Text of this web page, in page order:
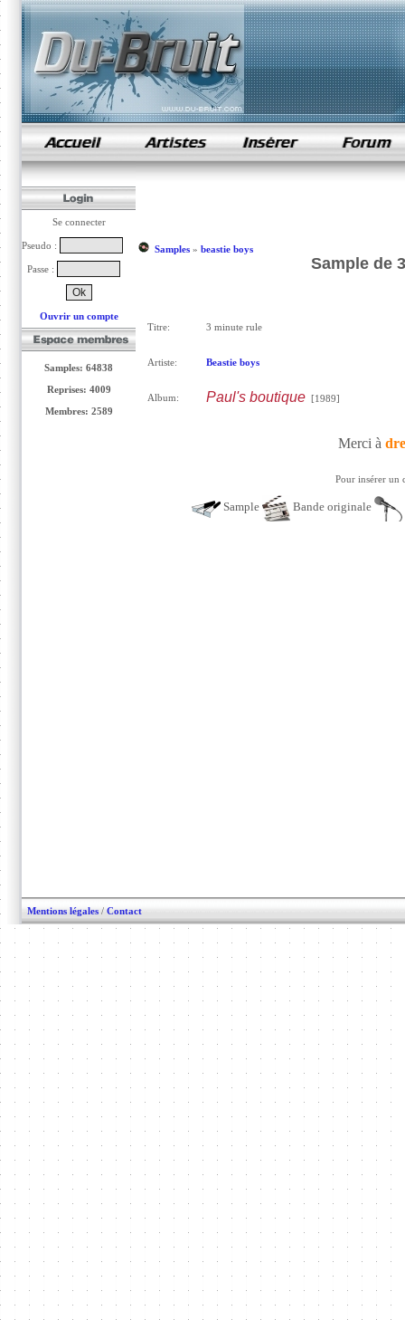
samples de rap
Se connecter
Pseudo :
Passe :
Ouvrir un compte
Samples: 64838
Reprises: 4009
Membres: 2589
Samples» beastie boys
Sample de
Titre: 3 minute rule
Artiste: Beastie boys
Album: Paul's boutique[1989]
Merci à
Pour insérer un
Sample Bande originale
Mentions légales / Contact